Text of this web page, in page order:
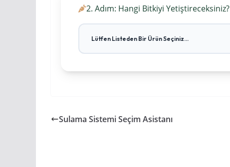
2. Adım: Hangi Bitkiyi Yetiştireceksiniz?
Sulama Sistemi Seçim Asistanı